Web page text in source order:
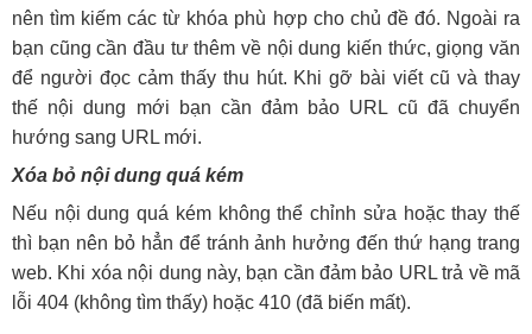
nên tìm kiếm các từ khóa phù hợp cho chủ đề đó. Ngoài ra
bạn cũng cần đầu tư thêm về nội dung kiến thức, giọng văn
để người đọc cảm thấy thu hút. Khi gỡ bài viết cũ và thay
thế nội dung mới bạn cần đảm bảo URL cũ đã chuyển
hướng sang URL mới.
Xóa bỏ nội dung quá kém
Nếu nội dung quá kém không thể chỉnh sửa hoặc thay thế
thì bạn nên bỏ hẳn để tránh ảnh hưởng đến thứ hạng trang
web. Khi xóa nội dung này, bạn cần đảm bảo URL trả về mã
lỗi 404 (không tìm thấy) hoặc 410 (đã biến mất).